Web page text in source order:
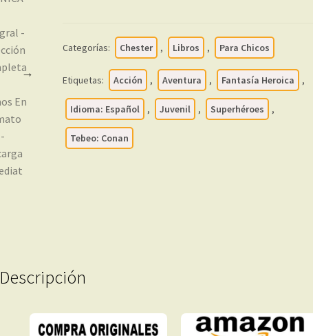
Integral
-
Completa
–
12
cantidad
Categorías: Chester , Libros , Para Chicos
Etiquetas: Acción , Aventura , Fantasía Heroica ,
Idioma: Español , Juvenil , Superhéroes ,
Tebeo: Conan
Descripción